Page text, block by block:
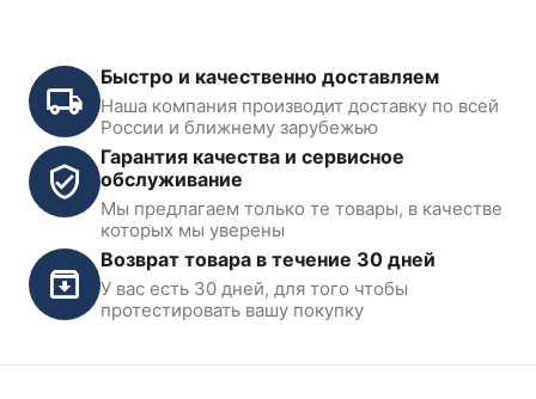
Адаптер для отжима
бортов мотоциклетных
колес Sicam 1695103252
В наличии
Быстро и качественно доставляем
Наша компания производит доставку по всей
России и ближнему зарубежью
Гарантия качества и сервисное
обслуживание
Мы предлагаем только те товары, в качестве
которых мы уверены
Возврат товара в течение 30 дней
У вас есть 30 дней, для того чтобы
протестировать вашу покупку